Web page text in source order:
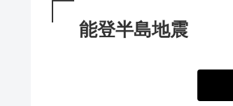
能登半島地震